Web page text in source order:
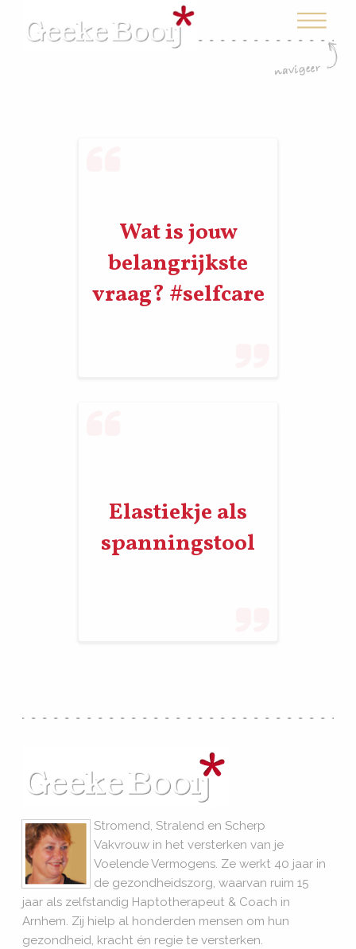
Wat is jouw
belangrijkste
vraag? #selfcare
Elastiekje als
spanningstool
Stromend, Stralend en Scherp
Vakvrouw in het versterken van je
Voelende Vermogens. Ze werkt 40 jaar in
de gezondheidszorg, waarvan ruim 15
jaar als zelfstandig Haptotherapeut & Coach in
Arnhem. Zij hielp al honderden mensen om hun
gezondheid, kracht én regie te versterken.